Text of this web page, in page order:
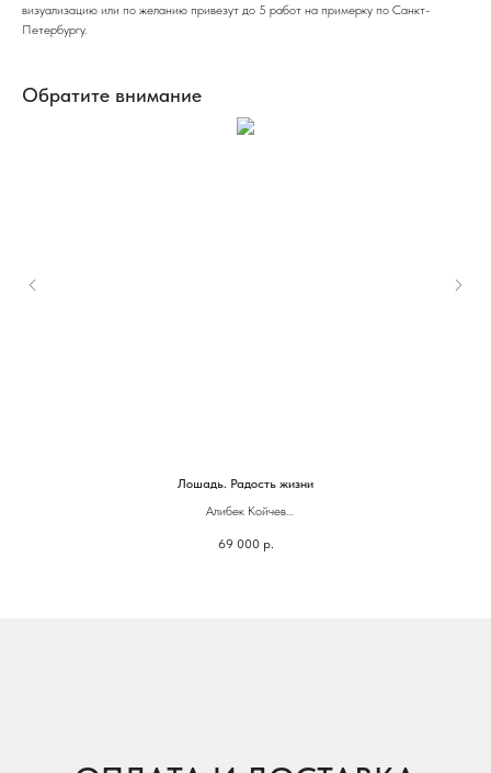
визуализацию или по желанию привезут до 5 работ на примерку по Санкт-
Петербургу.
Обратите внимание
Лошадь. Радость жизни
Алибек Койчев
17 х 19 см
69 000 р.